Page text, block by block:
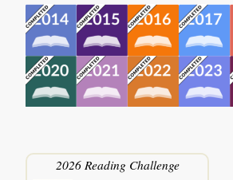
2026 Reading Challenge